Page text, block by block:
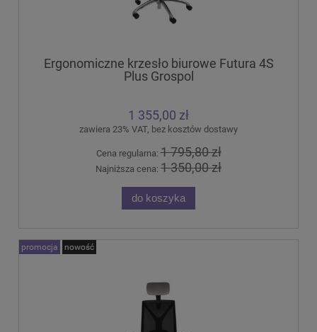
Ergonomiczne krzesło biurowe Futura 4S
Plus Grospol
1 355,00 zł
zawiera 23% VAT, bez kosztów dostawy
Cena regularna:1 795,80 zł
Najniższa cena: 1 350,00 zł
do koszyka
promocja nowość